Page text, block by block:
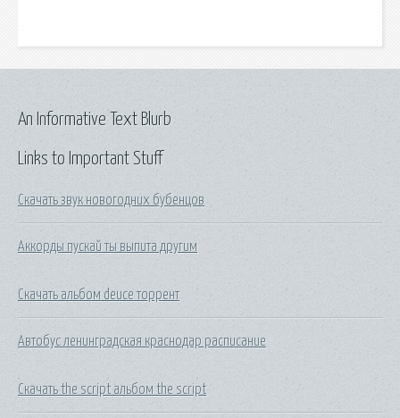
Links to Important Stuff
Скачать звук новогодних бубенцов
Аккорды пускай ты выпита другим
Скачать альбом deuce торрент
Автобус ленинградская краснодар расписание
Скачать the script альбом the script
An Informative Text Blurb